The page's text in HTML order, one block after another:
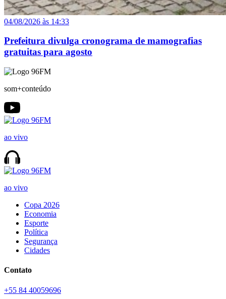
04/08/2026 às 14:33
Prefeitura divulga cronograma de mamografias
gratuitas para agosto
som+conteúdo
ao vivo
ao vivo
Copa 2026
Economia
Esporte
Política
Segurança
Cidades
Contato
+55 84 40059696